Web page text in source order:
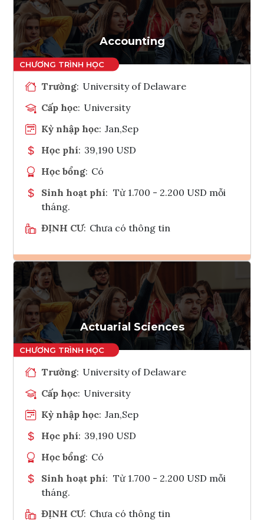
Tham vấn Interlink
Accounting
Trường: University of Delaware
Cấp học: University
Kỳ nhập học: Jan,Sep
Học phí: 39,190 USD
Học bổng: Có
Sinh hoạt phí: Từ 1.700 - 2.200 USD mỗi
tháng.
ĐỊNH CƯ: Chưa có thông tin
Ghi danh
Tham vấn Interlink
Actuarial Sciences
Trường: University of Delaware
Cấp học: University
Kỳ nhập học: Jan,Sep
Học phí: 39,190 USD
Học bổng: Có
Sinh hoạt phí: Từ 1.700 - 2.200 USD mỗi
tháng.
ĐỊNH CƯ: Chưa có thông tin